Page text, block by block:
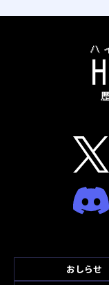
おしらせ